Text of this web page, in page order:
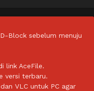
Block sebelum menuju
link AceFile.
versi terbaru.
VLC untuk PC agar